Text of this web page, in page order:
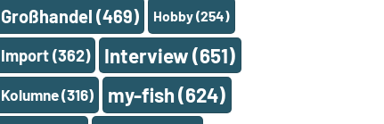
Großhandel (469) Hobby(254)
Import(362) Interview(651)
Kolumne(316) my-fish(624)